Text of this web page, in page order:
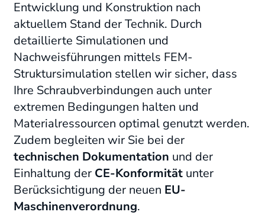
Entwicklung und Konstruktion nach
aktuellem Stand der Technik. Durch
detaillierte Simulationen und
Nachweisführungen mittels FEM-
Struktursimulation stellen wir sicher, dass
Ihre Schraubverbindungen auch unter
extremen Bedingungen halten und
Materialressourcen optimal genutzt werden.
Zudem begleiten wir Sie bei der
technischen Dokumentation und der
Einhaltung der CE-Konformität unter
Berücksichtigung der neuen EU-
Maschinenverordnung.